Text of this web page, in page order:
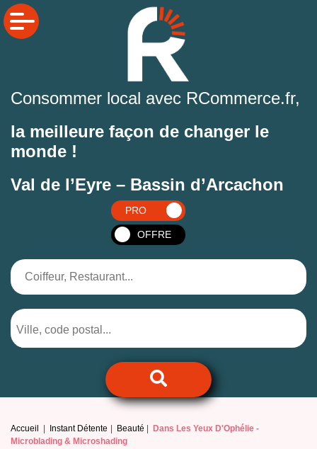
Consommer local avec RCommerce.fr,
la meilleure façon de changer le
monde !
Val de l’Eyre – Bassin d’Arcachon
PRO
OFFRE
Accueil Instant Détente Beauté
Dans Les Yeux D'Ophélie -
Microblading & Microshading